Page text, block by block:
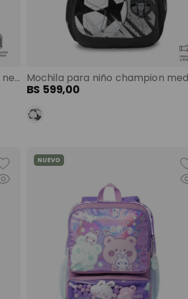
Mochila para niño vortex grande negro color: negro
BS 599,00
NUEVO